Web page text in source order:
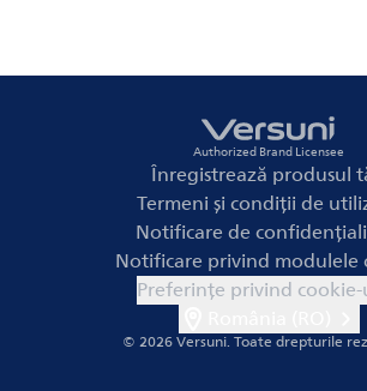
Authorized Brand Licensee
Înregistrează produsul
Termeni și condiții de
Notificare de
Notificare privind modulele
Preferințe privind
© 2026 Versuni.Toate drepturile